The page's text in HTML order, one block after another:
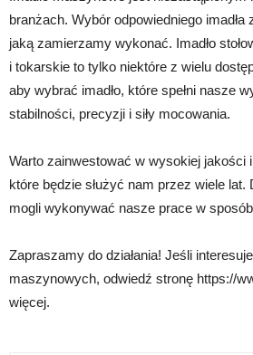
branżach. Wybór odpowiedniego imadła
jaką zamierzamy wykonać. Imadło
i tokarskie to tylko niektóre z wielu
aby wybrać imadło, które spełni nasze
stabilności, precyzji i siły mocowania.
Warto zainwestować w wysokiej jakości
które będzie służyć nam przez wiele
mogli wykonywać nasze prace w
Zapraszamy do działania! Jeśli
maszynowych, odwiedź stronę https://
więcej.